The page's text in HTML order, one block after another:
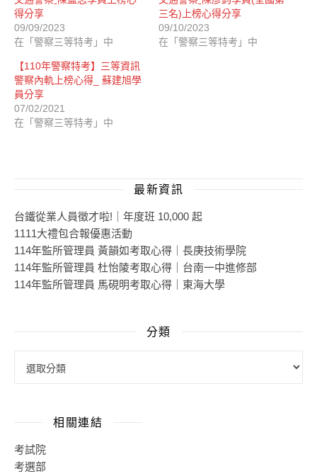
得分享
09/09/2023
在「警察三等特考」中
三名)上榜心得分享
09/10/2023
在「警察三等特考」中
【110年警察特考】三等資訊
警察內軌上榜心得_ 蘇建旭學
員分享
07/02/2021
在「警察三等特考」中
最新資訊
台鐵從業人員徵才啦!｜年度班 10,000 起
1111大禮包合報優惠活動
114年監所管理員 黃韻如考取心得｜長庚技術學院
114年監所管理員 杜怡陵考取心得｜台南一中進修部
114年監所管理員 馬硯明考取心得｜東海大學
分類
相關連結
考試院
考選部